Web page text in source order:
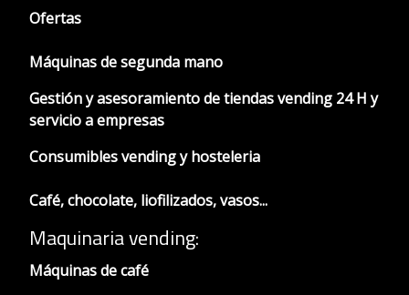
Ofertas
Máquinas de segunda mano
Gestión y asesoramiento de tiendas vending 24 H y
servicio a empresas
Consumibles vending y hosteleria
Café, chocolate, liofilizados, vasos...
Maquinaria vending:
Máquinas de café